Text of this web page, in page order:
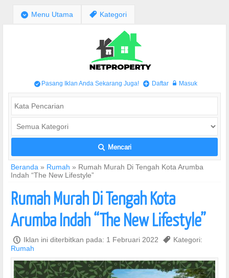
; Menu Utama , Kategori
/ Pasang Iklan Anda Sekarang Juga! + Daftar w Masuk
L Mencari
Beranda » Rumah » Rumah Murah Di Tengah Kota Arumba
Indah “The New Lifestyle”
Rumah Murah Di Tengah Kota
Arumba Indah “The New Lifestyle”
P Iklan ini diterbitkan pada: 1 Februari 2022 , Kategori:
Rumah